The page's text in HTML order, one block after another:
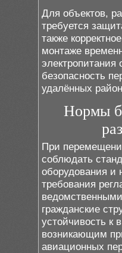
Для объектов,
требуется
также
монтаже
электропитания
безопасность
удалённых
Нормы
При
соблюдать
оборудования и
требования
гражданские
устойчивость к
возникающим
авиационных